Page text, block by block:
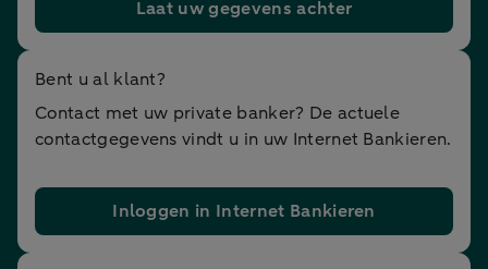
Laat uw gegevens achter
Bent u al klant?
Contact met uw private banker? De actuele
contactgegevens vindt u in uw Internet Bankieren.
Inloggen in Internet Bankieren